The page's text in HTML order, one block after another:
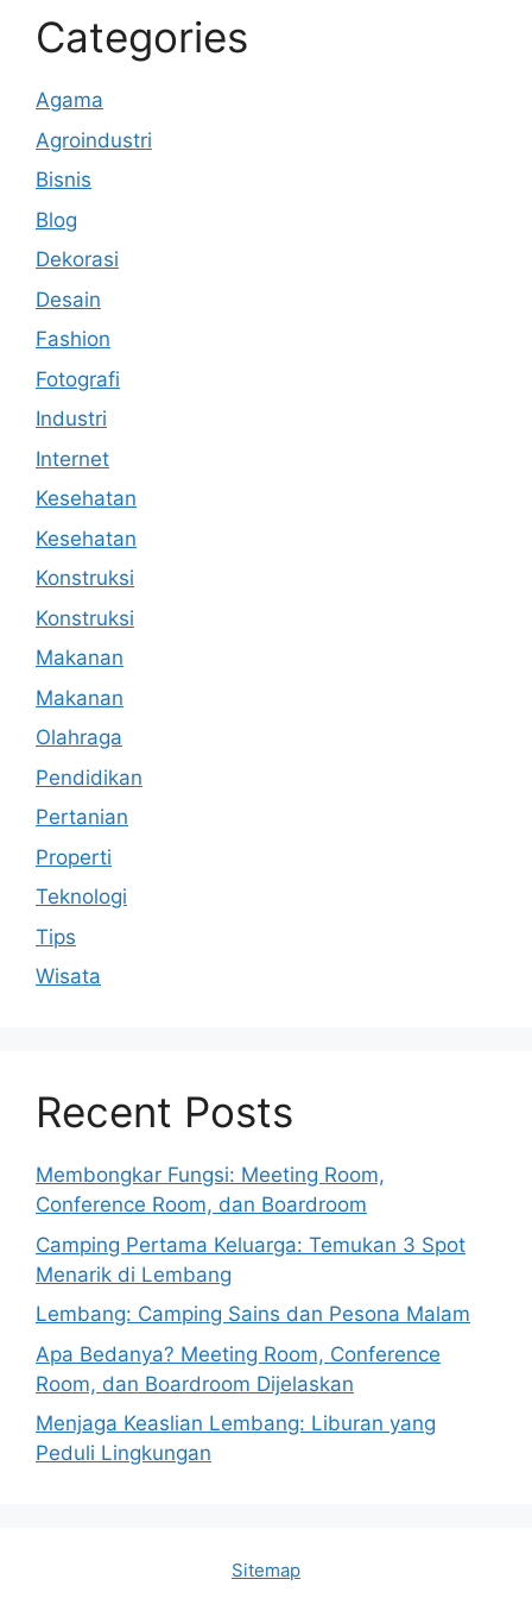
Categories
Agama
Agroindustri
Bisnis
Blog
Dekorasi
Desain
Fashion
Fotografi
Industri
Internet
Kesehatan
Kesehatan
Konstruksi
Konstruksi
Makanan
Makanan
Olahraga
Pendidikan
Pertanian
Properti
Teknologi
Tips
Wisata
Recent Posts
Membongkar Fungsi: Meeting Room,
Conference Room, dan Boardroom
Camping Pertama Keluarga: Temukan 3 Spot
Menarik di Lembang
Lembang: Camping Sains dan Pesona Malam
Apa Bedanya? Meeting Room, Conference
Room, dan Boardroom Dijelaskan
Menjaga Keaslian Lembang: Liburan yang
Peduli Lingkungan
Sitemap